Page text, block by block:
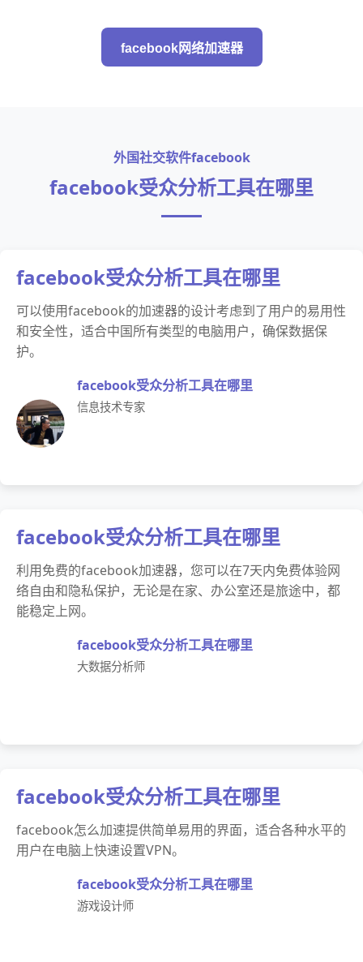
facebook网络加速器
外国社交软件facebook
facebook受众分析工具在哪里
facebook受众分析工具在哪里
可以使用facebook的加速器的设计考虑到了用户的易用性
和安全性，适合中国所有类型的电脑用户，确保数据保
护。
facebook受众分析工具在哪里
信息技术专家
facebook受众分析工具在哪里
利用免费的facebook加速器，您可以在7天内免费体验网
络自由和隐私保护，无论是在家、办公室还是旅途中，都
能稳定上网。
facebook受众分析工具在哪里
大数据分析师
facebook受众分析工具在哪里
facebook怎么加速提供简单易用的界面，适合各种水平的
用户在电脑上快速设置VPN。
facebook受众分析工具在哪里
游戏设计师